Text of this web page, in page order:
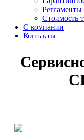
Регламенты
Стоимость
О компании
Контакты